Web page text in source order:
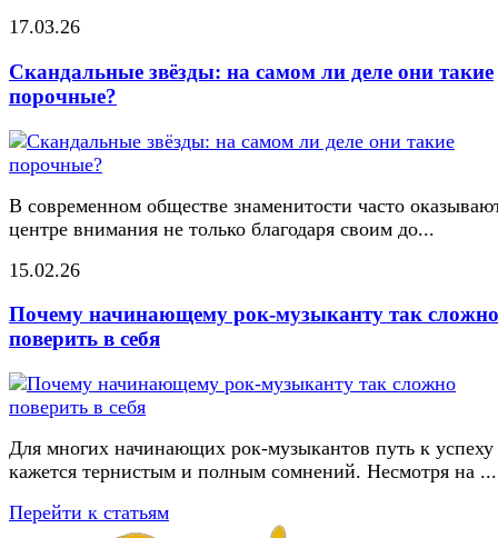
17.03.26
Скандальные звёзды: на самом ли деле они такие
порочные?
В современном обществе знаменитости часто
центре внимания не только благодаря своим до...
15.02.26
Почему начинающему рок-музыканту так сложно
поверить в себя
Для многих начинающих рок-музыкантов путь к успеху
кажется тернистым и полным сомнений. Несмотря на ...
Перейти к статьям